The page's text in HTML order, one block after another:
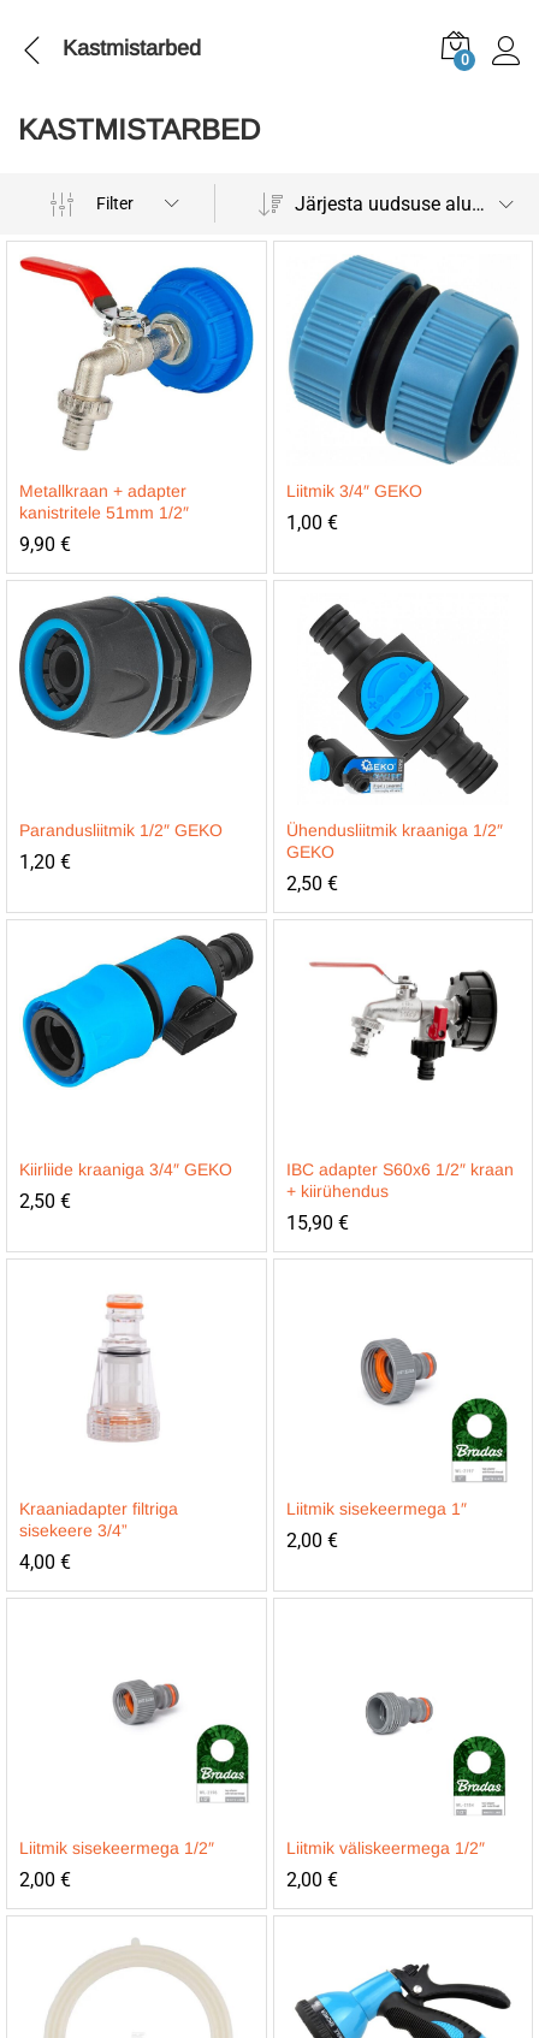
Kastmistarbed 0
KASTMISTARBED
Filter Järjesta uudsuse alusel
Metallkraan + adapter
kanistritele 51mm 1/2″
9,90 €
Liitmik 3/4″ GEKO
1,00 €
Parandusliitmik 1/2″ GEKO
1,20 €
Ühendusliitmik kraaniga 1/2″
GEKO
2,50 €
Kiirliide kraaniga 3/4″ GEKO
2,50 €
IBC adapter S60x6 1/2″ kraan
+ kiirühendus
15,90 €
Kraaniadapter filtriga
sisekeere 3/4”
4,00 €
Liitmik sisekeermega 1″
2,00 €
Liitmik sisekeermega 1/2″
2,00 €
Liitmik väliskeermega 1/2″
2,00 €